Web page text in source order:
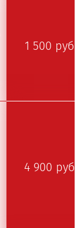
1 500 руб.
4 900 руб.